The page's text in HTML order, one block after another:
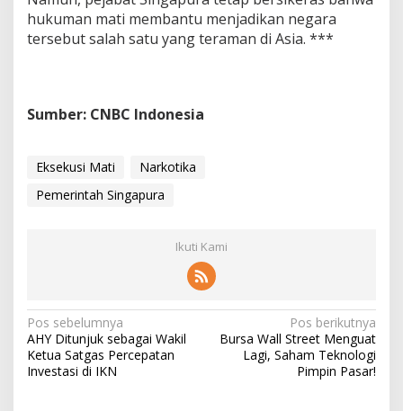
hukuman mati membantu menjadikan negara
tersebut salah satu yang teraman di Asia. ***
Sumber: CNBC Indonesia
Eksekusi Mati
Narkotika
Pemerintah Singapura
Ikuti Kami
N
a
v
Pos sebelumnya
AHY Ditunjuk sebagai Wakil
Ketua Satgas Percepatan
Investasi di IKN
Pos berikutnya
Bursa Wall Street Menguat
Lagi, Saham Teknologi
Pimpin Pasar!